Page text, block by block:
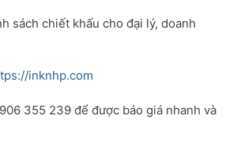
sách chiết khấu cho đại lý, doanh
inknhp.com
355 239 để được báo giá nhanh và